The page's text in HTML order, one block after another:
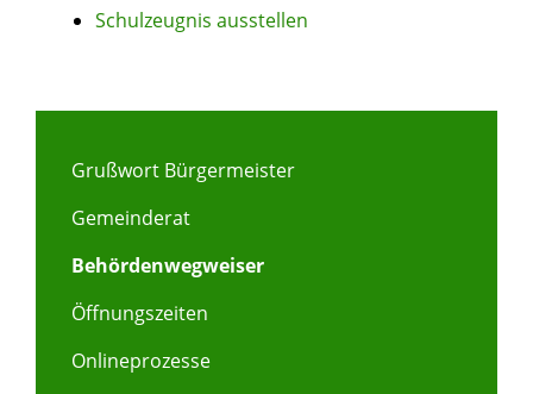
Schulzeugnis ausstellen
Grußwort Bürgermeister
Gemeinderat
Behördenwegweiser
Öffnungszeiten
Onlineprozesse